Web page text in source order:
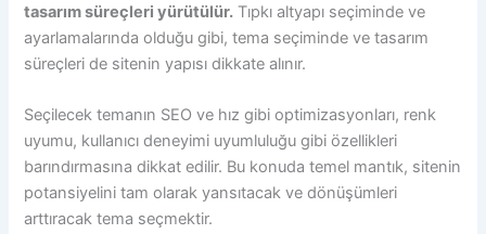
tasarım süreçleri yürütülür. Tıpkı altyapı seçiminde ve
ayarlamalarında olduğu gibi, tema seçiminde ve tasarım
süreçleri de sitenin yapısı dikkate alınır.
Seçilecek temanın SEO ve hız gibi optimizasyonları, renk
uyumu, kullanıcı deneyimi uyumluluğu gibi özellikleri
barındırmasına dikkat edilir. Bu konuda temel mantık, sitenin
potansiyelini tam olarak yansıtacak ve dönüşümleri
arttıracak tema seçmektir.